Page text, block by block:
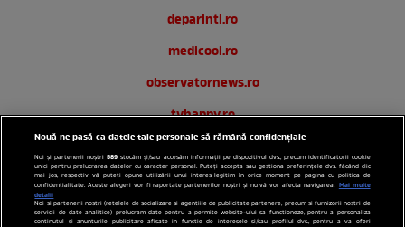
deparinti.ro
medicool.ro
observatornews.ro
tvhappy.ro
useit.ro
zutv.ro
Trends AntenaPLAY
Nouă ne pasă ca datele tale personale să rămână confidențiale
Noi și partenerii noștri589 stocăm și/sau accesăm informații pe dispozitivul dvs., precum identificatorii cookie
unici pentru prelucrarea datelor cu caracter personal. Puteți accepta sau gestiona preferințele dvs. făcând clic
mai jos, respectiv vă puteți opune utilizării unui interes legitim în orice moment pe pagina cu politica de
confidențialitate. Aceste alegeri vor fi raportate partenerilor noștri și nu vă vor afecta navigarea. Mai multe
detalii
Noi si partenerii nostri (retelele de socializare si agentiile de publicitate partenere, precum si furnizorii nostri de
servicii de date analitice) prelucram date pentru a permite website-ului sa functioneze, pentru a personaliza
continutul si anunturile publicitare afisate in functie de interesele si/sau profilul dvs., pentru a va oferi